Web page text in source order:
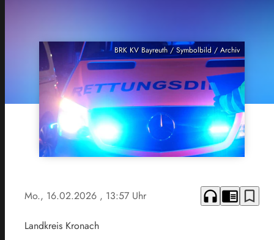
BRK KV Bayreuth / Symbolbild / Archiv
Mo., 16.02.2026 , 13:57 Uhr headphones chrome_reader_mode bookmark_border
Landkreis Kronach